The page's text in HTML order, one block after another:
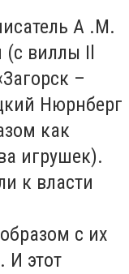
А .М.
(с виллы Il
–
Нюрнберг
как
игрушек).
к власти
с их
И этот